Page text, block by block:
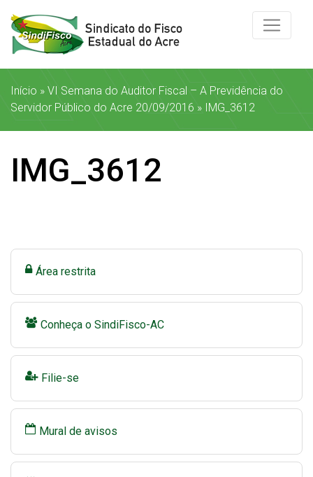
Início » VI Semana do Auditor Fiscal – A Previdência do
Servidor Público do Acre 20/09/2016 » IMG_3612
IMG_3612
Área restrita
Conheça o SindiFisco-AC
Filie-se
Mural de avisos